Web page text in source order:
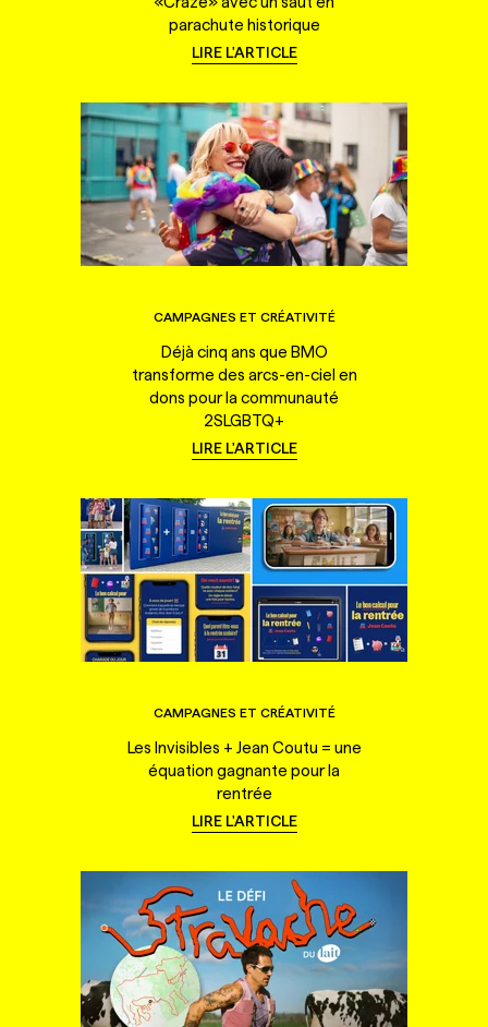
parachute historique
LIRE L'ARTICLE
CAMPAGNES ET CRÉATIVITÉ
Déjà cinq ans que BMO
transforme des arcs-en-ciel en
dons pour la communauté
2SLGBTQ+
LIRE L'ARTICLE
CAMPAGNES ET CRÉATIVITÉ
Les Invisibles + Jean Coutu = une
équation gagnante pour la
rentrée
LIRE L'ARTICLE